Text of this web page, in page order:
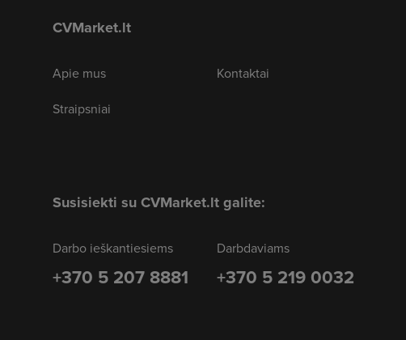
CVMarket.lt
Apie mus
Straipsniai
Kontaktai
Susisiekti su CVMarket.lt galite:
Darbo ieškantiesiems
+370 5 207 8881
Darbdaviams
+370 5 219 0032